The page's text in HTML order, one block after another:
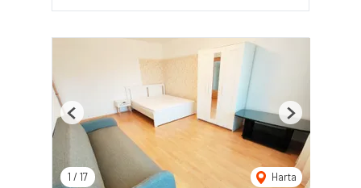
1 / 17 Harta
Previous Next